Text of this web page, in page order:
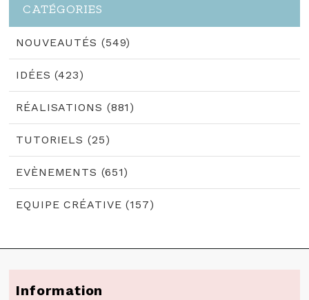
CATÉGORIES
NOUVEAUTÉS (549)
IDÉES (423)
RÉALISATIONS (881)
TUTORIELS (25)
EVÈNEMENTS (651)
EQUIPE CRÉATIVE (157)
Information